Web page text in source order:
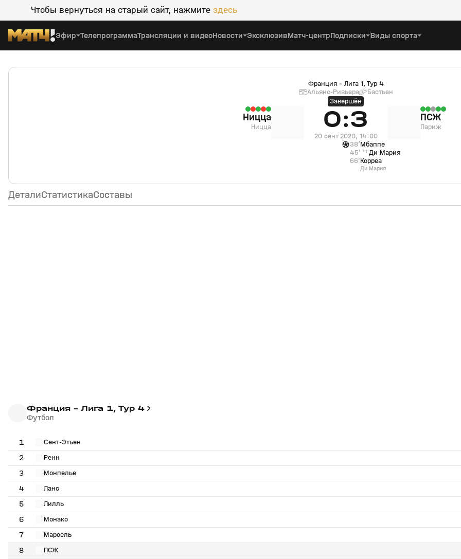
Чтобы вернуться на старый сайт, нажмите здесь
Эфир ТелепрограммаТрансляции и видеоНовости ЭксклюзивМатч-центрПодписки Виды спорта
Франция - Лига 1, Тур 4
Альянс-Ривьера
Бастьен
Ницца
Ницца
Завершён
0:3
20 сент 2020, 14:00
ПСЖ
Париж
Мбаппе
38’
Ди Мария
45’ +1’
Корреа
Ди Мария
66’
Детали Статистика Составы
Франция - Лига 1, Тур 4
Футбол
1 Сент-Этьен
2
Ренн
3
Монпелье
4
Ланс
5
Лилль
6
Монако
7
Марсель
8
ПСЖ